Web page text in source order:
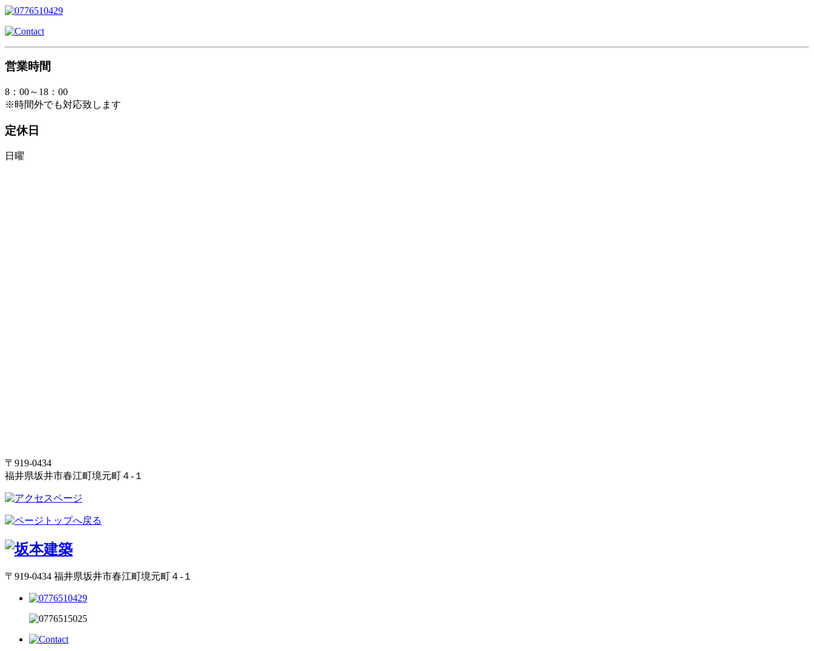
営業時間
8：00～18：00
※時間外でも対応致します
定休日
日曜
〒919-0434
福井県坂井市春江町境元町４-１
〒919-0434 福井県坂井市春江町境元町４-１